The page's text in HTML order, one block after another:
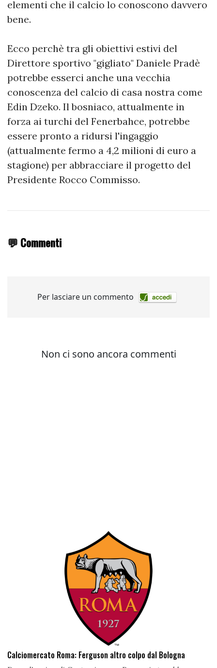
elementi che il calcio lo conoscono davvero
bene.
Ecco perchè tra gli obiettivi estivi del
Direttore sportivo "gigliato" Daniele Pradè
potrebbe esserci anche una vecchia
conoscenza del calcio di casa nostra come
Edin Dzeko. Il bosniaco, attualmente in
forza ai turchi del Fenerbahce, potrebbe
essere pronto a ridursi l'ingaggio
(attualmente fermo a 4,2 milioni di euro a
stagione) per abbracciare il progetto del
Presidente Rocco Commisso.
💬 Commenti
Calciomercato Roma: Ferguson altro colpo dal Bologna